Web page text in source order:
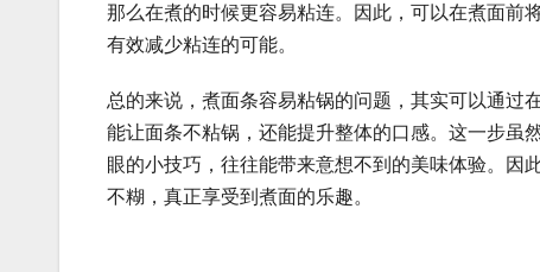
那么在煮的时候更容易粘连。因此，可以在煮面前
有效减少粘连的可能。
总的来说，煮面条容易粘锅的问题，其实可以通过
能让面条不粘锅，还能提升整体的口感。这一步虽
眼的小技巧，往往能带来意想不到的美味体验。因
不糊，真正享受到煮面的乐趣。